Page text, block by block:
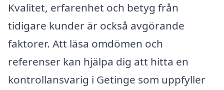
Kvalitet, erfarenhet och betyg från
tidigare kunder är också avgörande
faktorer. Att läsa omdömen och
referenser kan hjälpa dig att hitta en
kontrollansvarig i Getinge som uppfyller